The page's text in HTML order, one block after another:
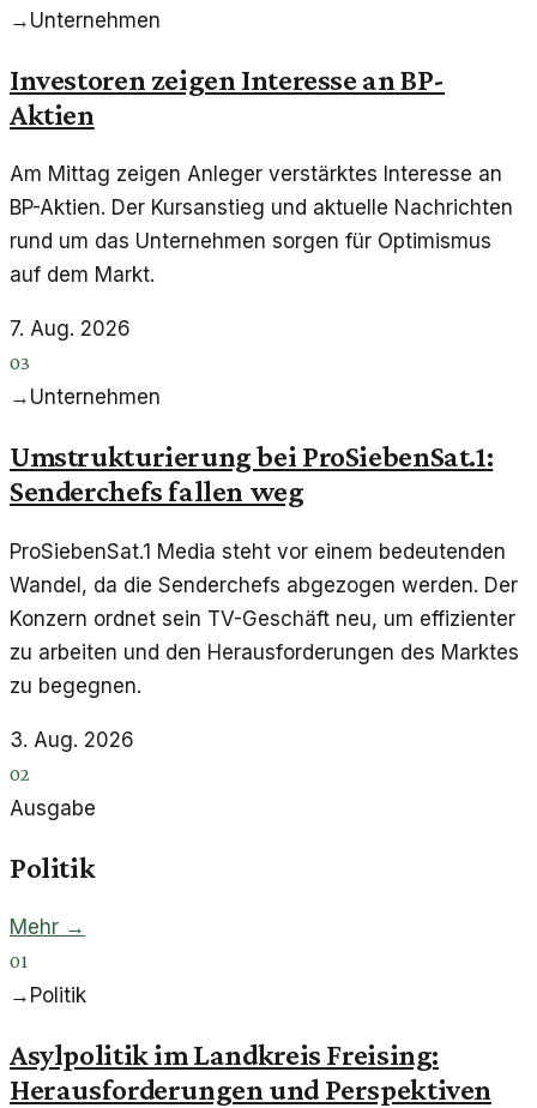
→ Unternehmen
Investoren zeigen Interesse an BP-
Aktien
Am Mittag zeigen Anleger verstärktes Interesse an
BP-Aktien. Der Kursanstieg und aktuelle Nachrichten
rund um das Unternehmen sorgen für Optimismus
auf dem Markt.
7. Aug. 2026
03
→ Unternehmen
Umstrukturierung bei ProSiebenSat.1:
Senderchefs fallen weg
ProSiebenSat.1 Media steht vor einem bedeutenden
Wandel, da die Senderchefs abgezogen werden. Der
Konzern ordnet sein TV-Geschäft neu, um effizienter
zu arbeiten und den Herausforderungen des Marktes
zu begegnen.
3. Aug. 2026
02
Ausgabe
Politik
Mehr →
01
→ Politik
Asylpolitik im Landkreis Freising:
Herausforderungen und Perspektiven